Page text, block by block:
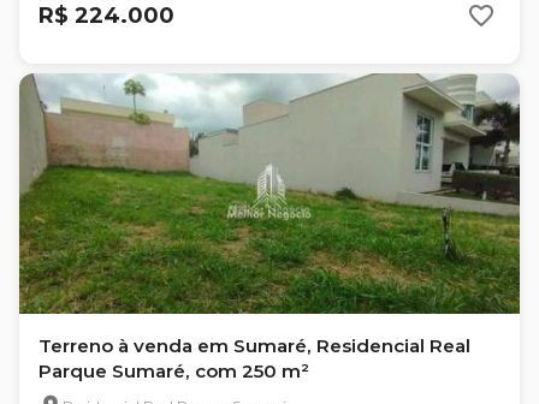
R$ 224.000
Terreno à venda em Sumaré, Residencial Real
Parque Sumaré, com 250 m²